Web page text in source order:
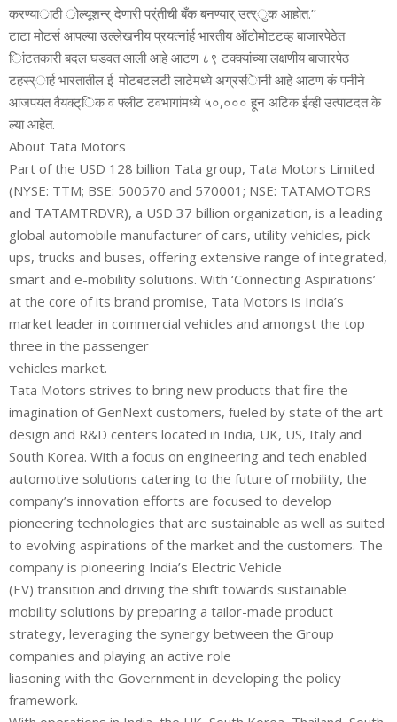
करण्‍यार्ाठी र्ोल्‍यूशन्‍‍र् देणारी पर्ंतीची बँक बनण्‍यार् उत्‍र्ुक आहोत.’’
टाटा मोटर्स आपल्‍या उल्‍लेखनीय प्रयत्‍नांर्ह भारतीय ऑटोमोटटव्‍ह बाजारपेठेत
िांटतकारी बदल घडवत आली आहे आटण ८९ टक्‍क्‍यांच्‍या लक्षणीय बाजारपेठ
टहस्‍र्ार्ह भारतातील ई-मोटबटलटी लाटेमध्‍ये अग्रस्‍िानी आहे आटण कं पनीने
आजपयंत वैयक्ट्िक व फ्लीट टवभागांमध्‍ये ५०,००० हून अटिक ईव्‍ही उत्‍पाटदत के
ल्‍या आहेत.
About Tata Motors
Part of the USD 128 billion Tata group, Tata Motors Limited
(NYSE: TTM; BSE: 500570 and 570001; NSE: TATAMOTORS
and TATAMTRDVR), a USD 37 billion organization, is a leading
global automobile manufacturer of cars, utility vehicles, pick-
ups, trucks and buses, offering extensive range of integrated,
smart and e-mobility solutions. With ‘Connecting Aspirations’
at the core of its brand promise, Tata Motors is India’s
market leader in commercial vehicles and amongst the top
three in the passenger
vehicles market.
Tata Motors strives to bring new products that fire the
imagination of GenNext customers, fueled by state of the art
design and R&D centers located in India, UK, US, Italy and
South Korea. With a focus on engineering and tech enabled
automotive solutions catering to the future of mobility, the
company’s innovation efforts are focused to develop
pioneering technologies that are sustainable as well as suited
to evolving aspirations of the market and the customers. The
company is pioneering India’s Electric Vehicle
(EV) transition and driving the shift towards sustainable
mobility solutions by preparing a tailor-made product
strategy, leveraging the synergy between the Group
companies and playing an active role
liasoning with the Government in developing the policy
framework.